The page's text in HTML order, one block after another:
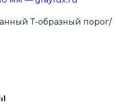
Т-образный порог/